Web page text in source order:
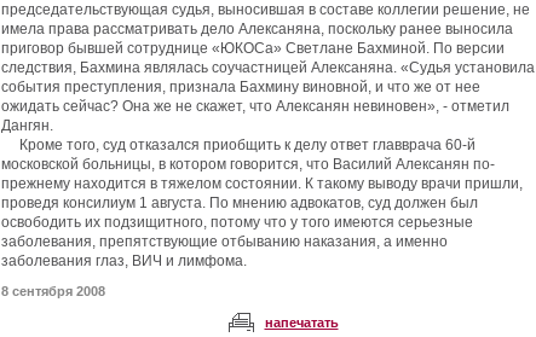
председательствующая судья, выносившая в составе коллегии решение, не
имела права рассматривать дело Алексаняна, поскольку ранее выносила
приговор бывшей сотруднице «ЮКОСа» Светлане Бахминой. По версии
следствия, Бахмина являлась соучастницей Алексаняна. «Судья установила
события преступления, признала Бахмину виновной, и что же от нее
ожидать сейчас? Она же не скажет, что Алексанян невиновен», - отметил
Дангян.
Кроме того, суд отказался приобщить к делу ответ главврача 60-й
московской больницы, в котором говорится, что Василий Алексанян по-
прежнему находится в тяжелом состоянии. К такому выводу врачи пришли,
проведя консилиум 1 августа. По мнению адвокатов, суд должен был
освободить их подзищитного, потому что у того имеются серьезные
заболевания, препятствующие отбыванию наказания, а именно
заболевания глаз, ВИЧ и лимфома.
8 сентября 2008
напечатать